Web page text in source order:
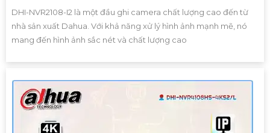
DHI-NVR2108-I2 là một đầu ghi camera chất lượng cao đến từ
nhà sản xuất Dahua. Với khả năng xử lý hình ảnh mạnh mẽ, nó
mang đến hình ảnh sắc nét và chất lượng cao